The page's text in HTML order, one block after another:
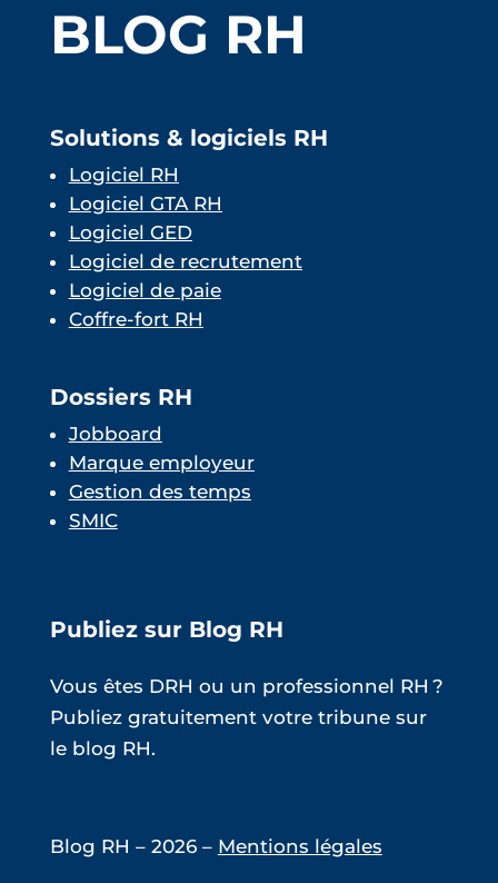
BLOG RH
Solutions & logiciels RH
Logiciel RH
Logiciel GTA RH
Logiciel GED
Logiciel de recrutement
Logiciel de paie
Coffre-fort RH
Dossiers RH
Jobboard
Marque employeur
Gestion des temps
SMIC
Publiez sur Blog RH
Vous êtes DRH ou un professionnel RH ?
Publiez gratuitement votre tribune sur
le blog RH.
Blog RH – 2026 – Mentions légales